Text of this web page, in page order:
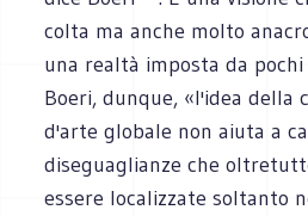
colta ma anche molto
una realtà imposta da pochi
Boeri, dunque, «l'idea della
d'arte globale non aiuta a
diseguaglianze che
essere localizzate soltanto